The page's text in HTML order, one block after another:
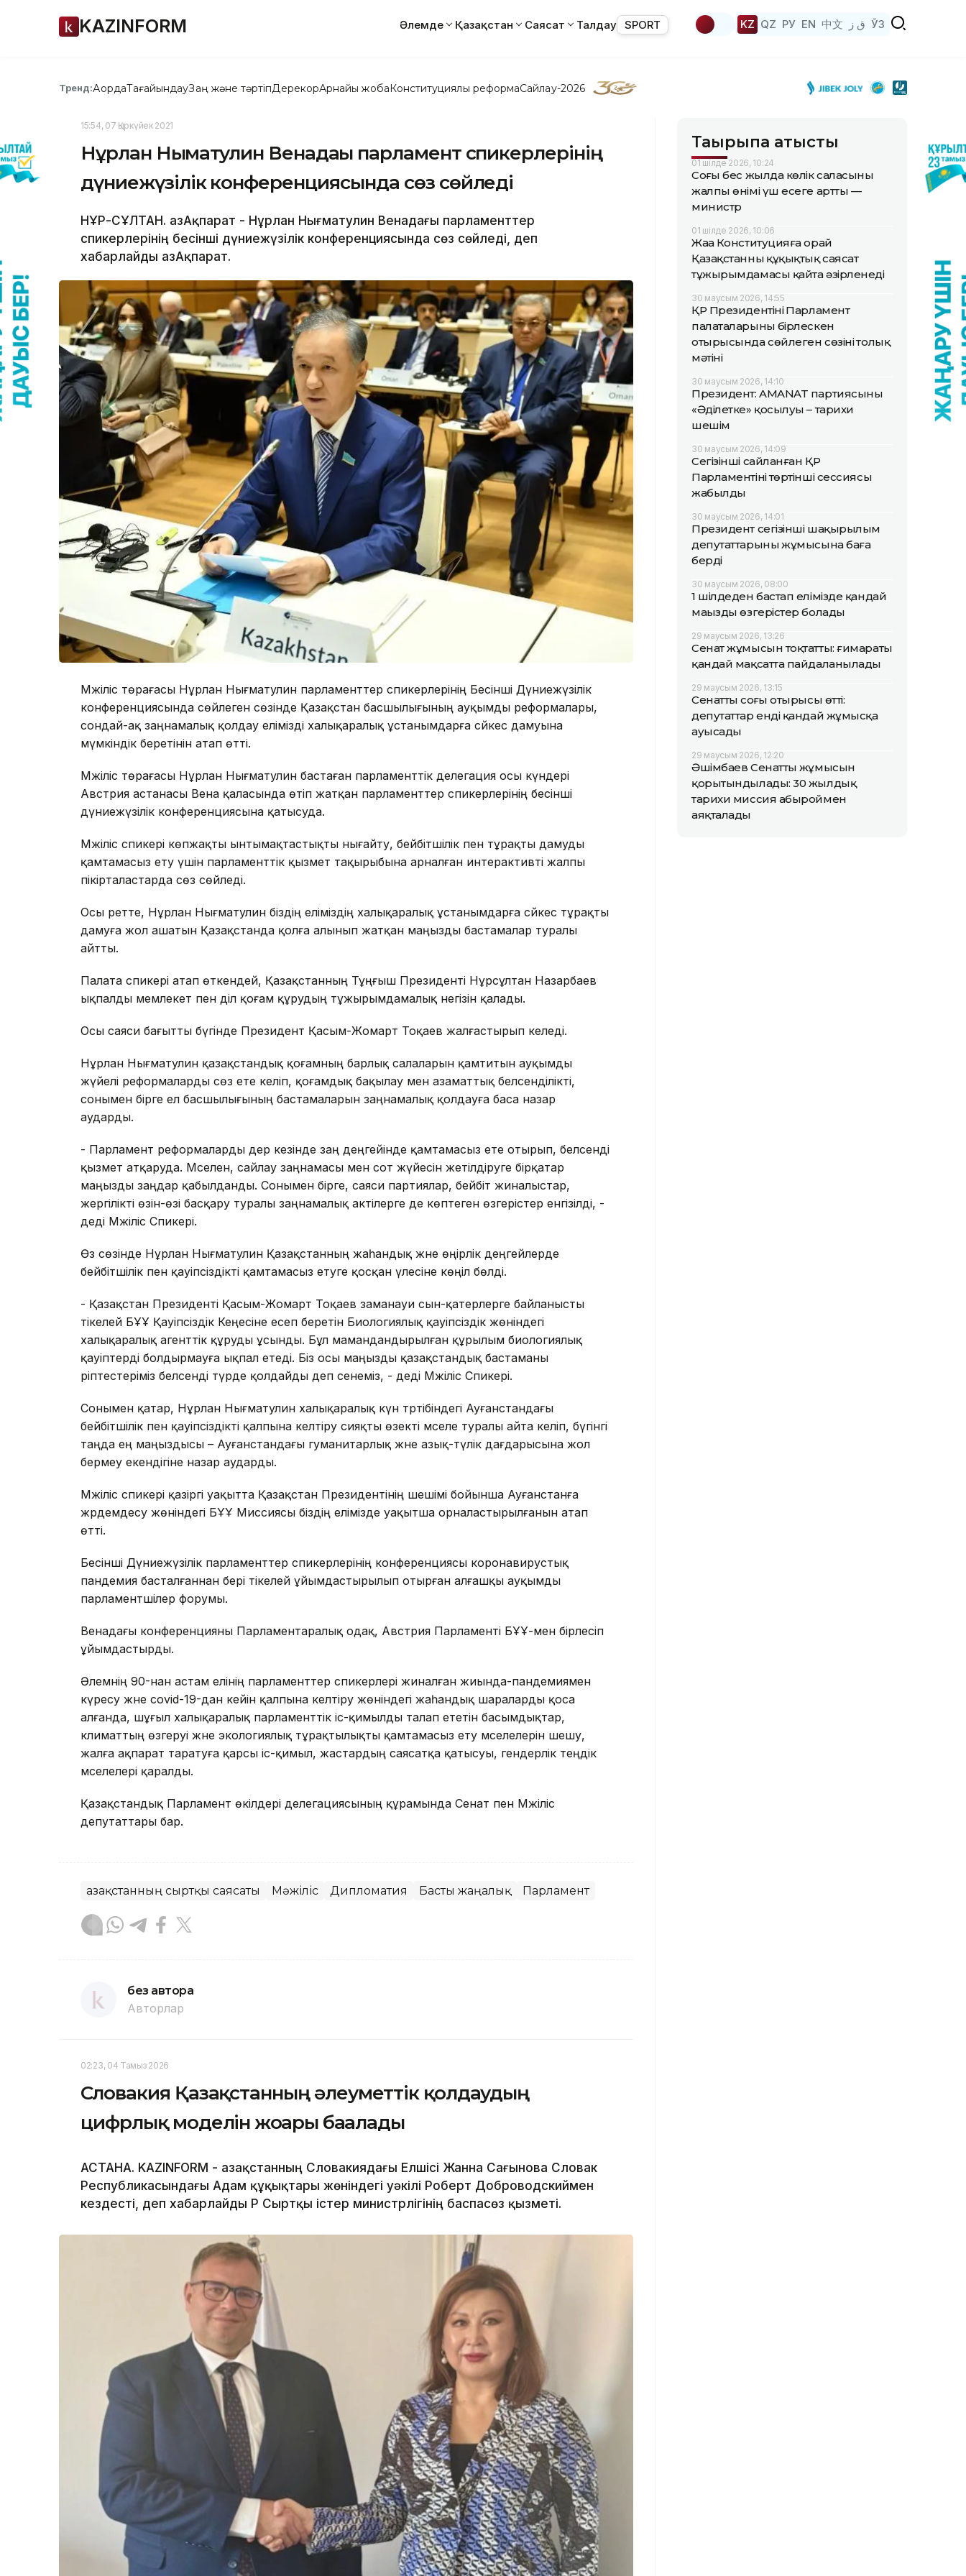
KAZINFORM Әлемде Қазақстан Саясат Талдау SPORT KZ QZ РУ EN 中文 ق ز ЎЗ
Тренд:АқордаТағайындауЗаң және тәртіпДерекқорАрнайы жобаКонституциялық реформаСайлау-2026
15:54, 07 Қыркүйек 2021
Нұрлан Нығматулин Венадағы парламент спикерлерінің
дүниежүзілік конференциясында сөз сөйледі
НҰР-СҰЛТАН. ҚазАқпарат - Нұрлан Нығматулин Венадағы парламенттер
спикерлерінің бесінші дүниежүзілік конференциясында сөз сөйледі, деп
хабарлайды ҚазАқпарат.
Мәжіліс төрағасы Нұрлан Нығматулин парламенттер спикерлерінің Бесінші Дүниежүзілік
конференциясында сөйлеген сөзінде Қазақстан басшылығының ауқымды реформалары,
сондай-ақ заңнамалық қолдау елімізді халықаралық ұстанымдарға сәйкес дамуына
мүмкіндік беретінін атап өтті.
Мәжіліс төрағасы Нұрлан Нығматулин бастаған парламенттік делегация осы күндері
Австрия астанасы Вена қаласында өтіп жатқан парламенттер спикерлерінің бесінші
дүниежүзілік конференциясына қатысуда.
Мәжіліс спикері көпжақты ынтымақтастықты нығайту, бейбітшілік пен тұрақты дамуды
қамтамасыз ету үшін парламенттік қызмет тақырыбына арналған интерактивті жалпы
пікірталастарда сөз сөйледі.
Осы ретте, Нұрлан Нығматулин біздің еліміздің халықаралық ұстанымдарға сәйкес тұрақты
дамуға жол ашатын Қазақстанда қолға алынып жатқан маңызды бастамалар туралы
айтты.
Палата спикері атап өткендей, Қазақстанның Тұңғыш Президенті Нұрсұлтан Назарбаев
ықпалды мемлекет пен әділ қоғам құрудың тұжырымдамалық негізін қалады.
Осы саяси бағытты бүгінде Президент Қасым-Жомарт Тоқаев жалғастырып келеді.
Нұрлан Нығматулин қазақстандық қоғамның барлық салаларын қамтитын ауқымды
жүйелі реформаларды сөз ете келіп, қоғамдық бақылау мен азаматтық белсенділікті,
сонымен бірге ел басшылығының бастамаларын заңнамалық қолдауға баса назар
аударды.
- Парламент реформаларды дер кезінде заң деңгейінде қамтамасыз ете отырып, белсенді
қызмет атқаруда. Мәселен, сайлау заңнамасы мен сот жүйесін жетілдіруге бірқатар
маңызды заңдар қабылданды. Сонымен бірге, саяси партиялар, бейбіт жиналыстар,
жергілікті өзін-өзі басқару туралы заңнамалық актілерге де көптеген өзгерістер енгізілді, -
деді Мәжіліс Спикері.
Өз сөзінде Нұрлан Нығматулин Қазақстанның жаһандық және өңірлік деңгейлерде
бейбітшілік пен қауіпсіздікті қамтамасыз етуге қосқан үлесіне көңіл бөлді.
- Қазақстан Президенті Қасым-Жомарт Тоқаев заманауи сын-қатерлерге байланысты
тікелей БҰҰ Қауіпсіздік Кеңесіне есеп беретін Биологиялық қауіпсіздік жөніндегі
халықаралық агенттік құруды ұсынды. Бұл мамандандырылған құрылым биологиялық
қауіптерді болдырмауға ықпал етеді. Біз осы маңызды қазақстандық бастаманы
әріптестеріміз белсенді түрде қолдайды деп сенеміз, - деді Мәжіліс Спикері.
Сонымен қатар, Нұрлан Нығматулин халықаралық күн тәртібіндегі Ауғанстандағы
бейбітшілік пен қауіпсіздікті қалпына келтіру сияқты өзекті мәселе туралы айта келіп, бүгінгі
таңда ең маңыздысы – Ауғанстандағы гуманитарлық және азық-түлік дағдарысына жол
бермеу екендігіне назар аударды.
Мәжіліс спикері қазіргі уақытта Қазақстан Президентінің шешімі бойынша Ауғанстанға
жәрдемдесу жөніндегі БҰҰ Миссиясы біздің елімізде уақытша орналастырылғанын атап
өтті.
Бесінші Дүниежүзілік парламенттер спикерлерінің конференциясы коронавирустық
пандемия басталғаннан бері тікелей ұйымдастырылып отырған алғашқы ауқымды
парламентшілер форумы.
Венадағы конференцияны Парламентаралық одақ, Австрия Парламенті БҰҰ-мен бірлесіп
ұйымдастырды.
Әлемнің 90-нан астам елінің парламенттер спикерлері жиналған жиында-пандемиямен
күресу және covid-19-дан кейін қалпына келтіру жөніндегі жаһандық шараларды қоса
алғанда, шұғыл халықаралық парламенттік іс-қимылды талап ететін басымдықтар,
климаттың өзгеруі және экологиялық тұрақтылықты қамтамасыз ету мәселелерін шешу,
жалға ақпарат таратуға қарсы іс-қимыл, жастардың саясатқа қатысуы, гендерлік теңдік
мәселелері қаралды.
Қазақстандық Парламент өкілдері делегациясының құрамында Сенат пен Мәжіліс
депутаттары бар.
Қазақстанның сыртқы саясаты Мәжіліс Дипломатия Басты жаңалық Парламент
без автора
Авторлар
02:23, 04 Тамыз 2026
Словакия Қазақстанның әлеуметтік қолдаудың
цифрлық моделін жоғары бағалады
АСТАНА. KAZINFORM - Қазақстанның Словакиядағы Елшісі Жанна Сағынова Словак
Республикасындағы Адам құқықтары жөніндегі уәкілі Роберт Доброводскиймен
кездесті, деп хабарлайды ҚР Сыртқы істер министрлігінің баспасөз қызметі.
Тақырыпқа қатысты
01 шілде 2026, 10:24
Соңғы бес жылда көлік саласының
жалпы өнімі үш есеге артты —
министр
01 шілде 2026, 10:06
Жаңа Конституцияға орай
Қазақстанның құқықтық саясат
тұжырымдамасы қайта әзірленеді
30 маусым 2026, 14:55
ҚР Президентінің Парламент
палаталарының бірлескен
отырысында сөйлеген сөзінің толық
мәтіні
30 маусым 2026, 14:10
Президент: AMANAT партиясының
«Әділетке» қосылуы – тарихи
шешім
30 маусым 2026, 14:09
Сегізінші сайланған ҚР
Парламентінің төртінші сессиясы
жабылды
30 маусым 2026, 14:01
Президент сегізінші шақырылым
депутаттарының жұмысына баға
берді
30 маусым 2026, 08:00
1 шілдеден бастап елімізде қандай
маңызды өзгерістер болады
29 маусым 2026, 13:26
Сенат жұмысын тоқтатты: ғимараты
қандай мақсатта пайдаланылады
29 маусым 2026, 13:15
Сенаттың соңғы отырысы өтті:
депутаттар енді қандай жұмысқа
ауысады
29 маусым 2026, 12:20
Әшімбаев Сенаттың жұмысын
қорытындылады: 30 жылдық
тарихи миссия абыроймен
аяқталады